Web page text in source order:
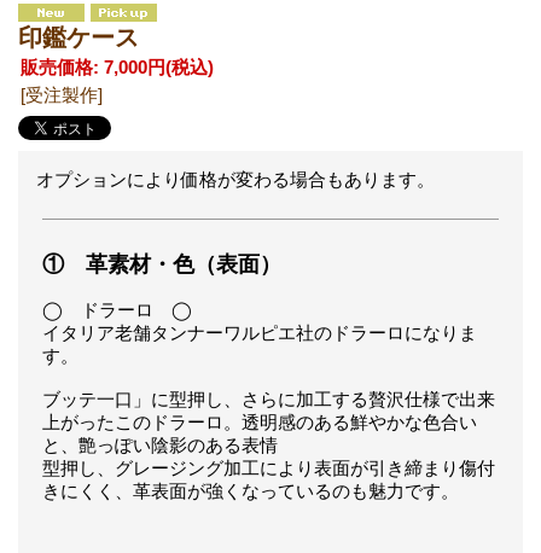
印鑑ケース
販売価格: 7,000円(税込)
[受注製作]
オプションにより価格が変わる場合もあります。
① 革素材・色（表面）
◯ ドラーロ ◯
イタリア老舗タンナーワルピエ社のドラーロになりま
す。
ブッテ一口」に型押し、さらに加工する贅沢仕様で出来
上がったこのドラーロ。透明感のある鮮やかな色合い
と、艶っぽい陰影のある表情
型押し、グレージング加工により表面が引き締まり傷付
きにくく、革表面が強くなっているのも魅力です。